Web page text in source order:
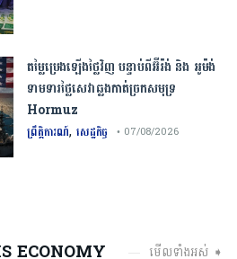
តម្លៃប្រេងឡើងថ្លៃវិញ បន្ទាប់ពីអ៊ីរ៉ង់ និង អូម៉ង់
ទាមទារថ្លៃសេវាឆ្លងកាត់ច្រកសមុទ្រ
Hormuz
ព្រឹត្តិការណ៍, សេដ្ឋកិច្ច • 07/08/2026
ECONOMY មើលទាំងអស់ ➧